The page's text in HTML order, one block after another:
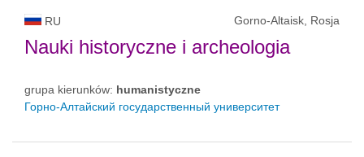
RU Gorno-Altaisk, Rosja
Nauki historyczne i archeologia
grupa kierunków: humanistyczne
Горно-Алтайский государственный университет